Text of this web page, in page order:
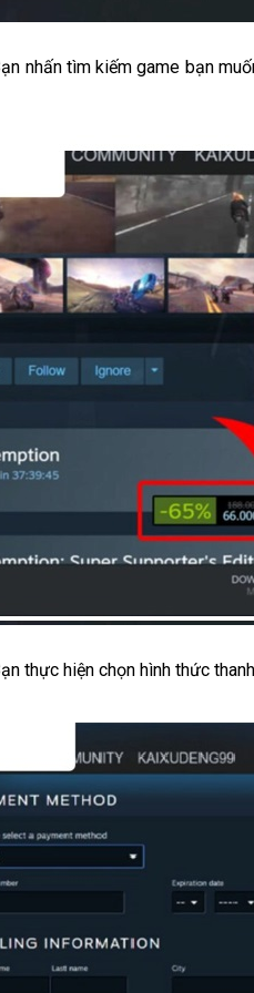
nhấn tìm kiếm game bạn
thực hiện chọn hình thức